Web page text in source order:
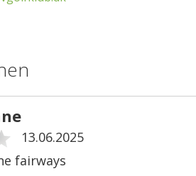
13.06.2025
fairways